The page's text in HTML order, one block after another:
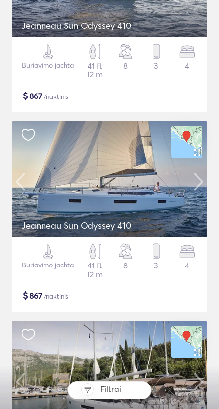
Filtrai
Jeanneau Sun Odyssey 410
Buriavimo jachta
41 ft
12 m
8 3 4
$867 /naktinis
Jeanneau Sun Odyssey 410
Buriavimo jachta
41 ft
12 m
8 3 4
$867 /naktinis